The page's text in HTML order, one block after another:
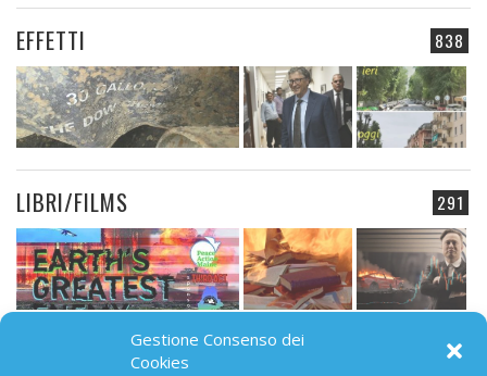
Gestione Consenso dei
Cookies
838
EFFETTI
291
LIBRI/FILMS
91
CAMPO ELETTROMAGNETICO